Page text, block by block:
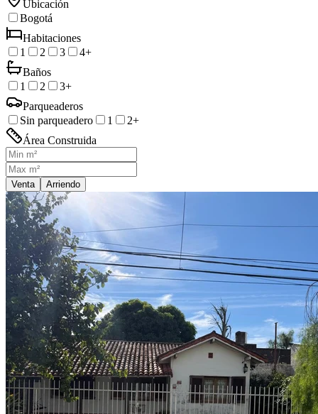
Ubicación
Bogotá
Habitaciones
1
2 3
4+
Baños
1
2
3+
Parqueaderos
Sin parqueadero
1
2+
Área Construida
Venta Arriendo